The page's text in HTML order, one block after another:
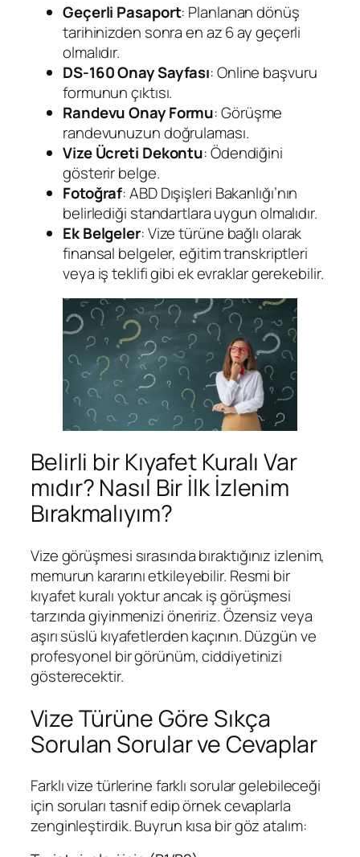
Geçerli Pasaport: Planlanan dönüş
tarihinizden sonra en az 6 ay geçerli
olmalıdır.
DS-160 Onay Sayfası: Online başvuru
formunun çıktısı.
Randevu Onay Formu: Görüşme
randevunuzun doğrulaması.
Vize Ücreti Dekontu: Ödendiğini
gösterir belge.
Fotoğraf: ABD Dışişleri Bakanlığı’nın
belirlediği standartlara uygun olmalıdır.
Ek Belgeler: Vize türüne bağlı olarak
finansal belgeler, eğitim transkriptleri
veya iş teklifi gibi ek evraklar gerekebilir.
Belirli bir Kıyafet Kuralı Var
mıdır? Nasıl Bir İlk İzlenim
Bırakmalıyım?
Vize görüşmesi sırasında bıraktığınız izlenim,
memurun kararını etkileyebilir. Resmi bir
kıyafet kuralı yoktur ancak iş görüşmesi
tarzında giyinmenizi öneririz. Özensiz veya
aşırı süslü kıyafetlerden kaçının. Düzgün ve
profesyonel bir görünüm, ciddiyetinizi
gösterecektir.
Vize Türüne Göre Sıkça
Sorulan Sorular ve Cevaplar
Farklı vize türlerine farklı sorular gelebileceği
için soruları tasnif edip örnek cevaplarla
zenginleştirdik. Buyrun kısa bir göz atalım: